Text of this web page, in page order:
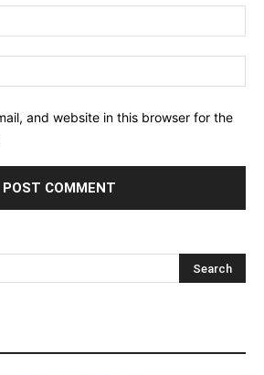
and website in this browser for the